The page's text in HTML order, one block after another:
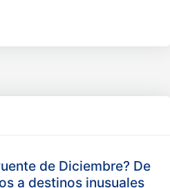
de Diciembre? De
a destinos inusuales